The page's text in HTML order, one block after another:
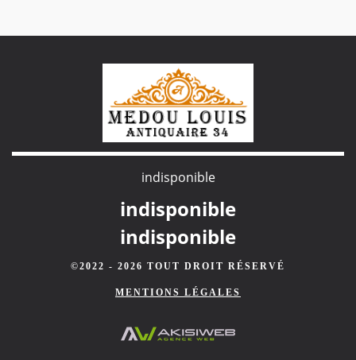
indisponible
indisponible
indisponible
©2022 - 2026 TOUT DROIT RÉSERVÉ
MENTIONS LÉGALES